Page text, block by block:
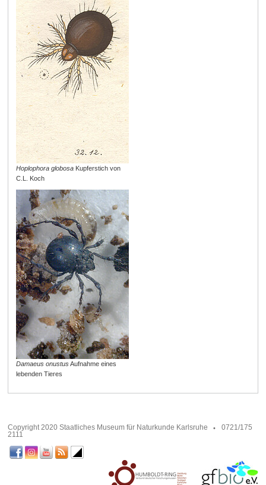
Hoplophora globosaKupferstich von
C.L. Koch
Damaeus onustusAufnahme eines
lebenden Tieres
Copyright 2020 Staatliches Museum für Naturkunde Karlsruhe
0721/175
2111